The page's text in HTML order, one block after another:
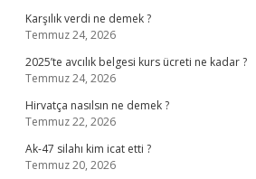
Karşılık verdi ne demek ?
Temmuz 24, 2026
2025’te avcılık belgesi kurs ücreti ne kadar ?
Temmuz 24, 2026
Hirvatça nasılsın ne demek ?
Temmuz 22, 2026
Ak-47 silahı kim icat etti ?
Temmuz 20, 2026